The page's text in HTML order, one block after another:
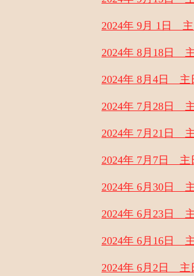
2024年 9月 1日
2024年 8月18日
2024年 8月4日 主
2024年 7月28日
2024年 7月21日
2024年 7月7日 主
2024年 6月30日
2024年 6月23日
2024年 6月16日
2024年 6月2日 主